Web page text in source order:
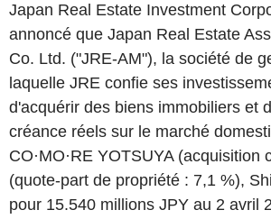
Japan Real Estate Investment
annoncé que Japan Real Estate
Co. Ltd. ("JRE-AM"), la société de
laquelle JRE confie ses
d'acquérir des biens immobiliers et
créance réels sur le marché
CO·MO·RE YOTSUYA (acquisition
(quote-part de propriété : 7,1 %),
pour 15.540 millions JPY au 2 avril